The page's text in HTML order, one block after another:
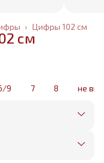
Цифры 102 см
›
см
9 7 8 не